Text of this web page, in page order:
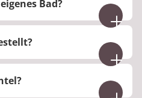
Bad?
ein eigenes Bad.
Ihren Klinikaufenthalt